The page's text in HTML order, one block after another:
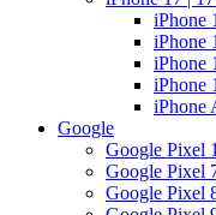
iPhone
iPhone
iPhone
iPhone
iPhone
Google
Google Pixel
Google Pixel
Google Pixel